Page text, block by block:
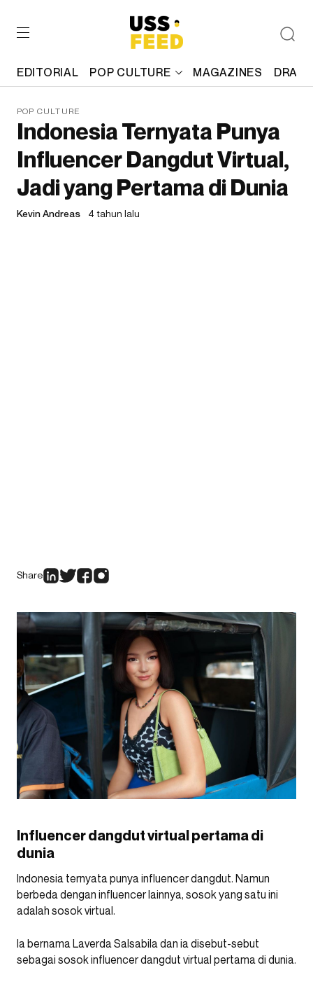
EDITORIAL POP CULTURE MAGAZINES
POP CULTURE
Indonesia Ternyata Punya
Influencer Dangdut Virtual,
Jadi yang Pertama di Dunia
Kevin Andreas 4 tahun lalu
Share
Influencer dangdut virtual pertama di
dunia
Indonesia ternyata punya influencer dangdut. Namun
berbeda dengan influencer lainnya, sosok yang satu ini
adalah sosok virtual.
Ia bernama Laverda Salsabila dan ia disebut-sebut
sebagai sosok influencer dangdut virtual pertama di dunia.